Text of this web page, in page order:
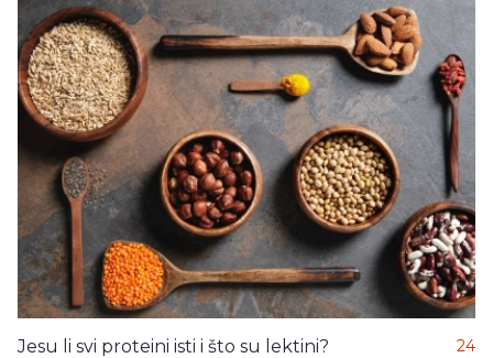
Jesu li svi proteini isti i što su lektini? 24